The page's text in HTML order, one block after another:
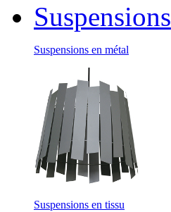
Suspensions
Suspensions en métal
Suspensions en tissu